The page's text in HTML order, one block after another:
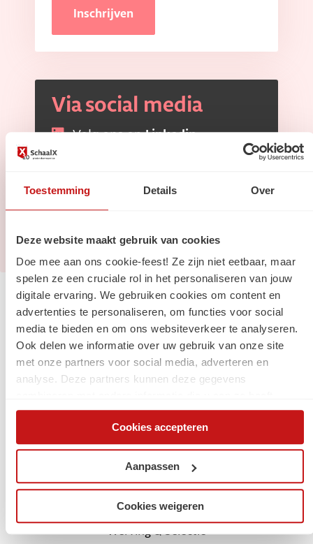
Toestemming Details Over
Deze website maakt gebruik van cookies
Doe mee aan ons cookie-feest! Ze zijn niet eetbaar, maar
spelen ze een cruciale rol in het personaliseren van jouw
digitale ervaring. We gebruiken cookies om content en
advertenties te personaliseren, om functies voor social
media te bieden en om ons websiteverkeer te analyseren.
Ook delen we informatie over uw gebruik van onze site
met onze partners voor social media, adverteren en
analyse. Deze partners kunnen deze gegevens
verstrekt of die ze hebben verzameld op basis van uw
gebruik van hun services. Via de cookieverklaring op onze
website kunt u uw toestemming op elk moment wijzigen of
Cookies accepteren
Aanpassen
Cookies weigeren
Inschrijven
Via social media
Volg ons opLinkedin
Jouw carrière
Start met een digital traineeship
Carrièretips en blogs
Login Mijn SchaalX
Voor opdrachtgevers
SchaalX professionals